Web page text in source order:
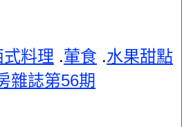
式料理 .葷食 .水果甜點
雜誌第56期